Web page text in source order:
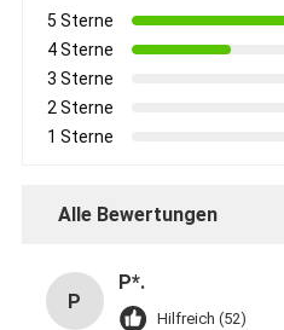
5 Sterne
4 Sterne
3 Sterne
2 Sterne
1 Sterne
Alle Bewertungen
P
P*.
Hilfreich (52)